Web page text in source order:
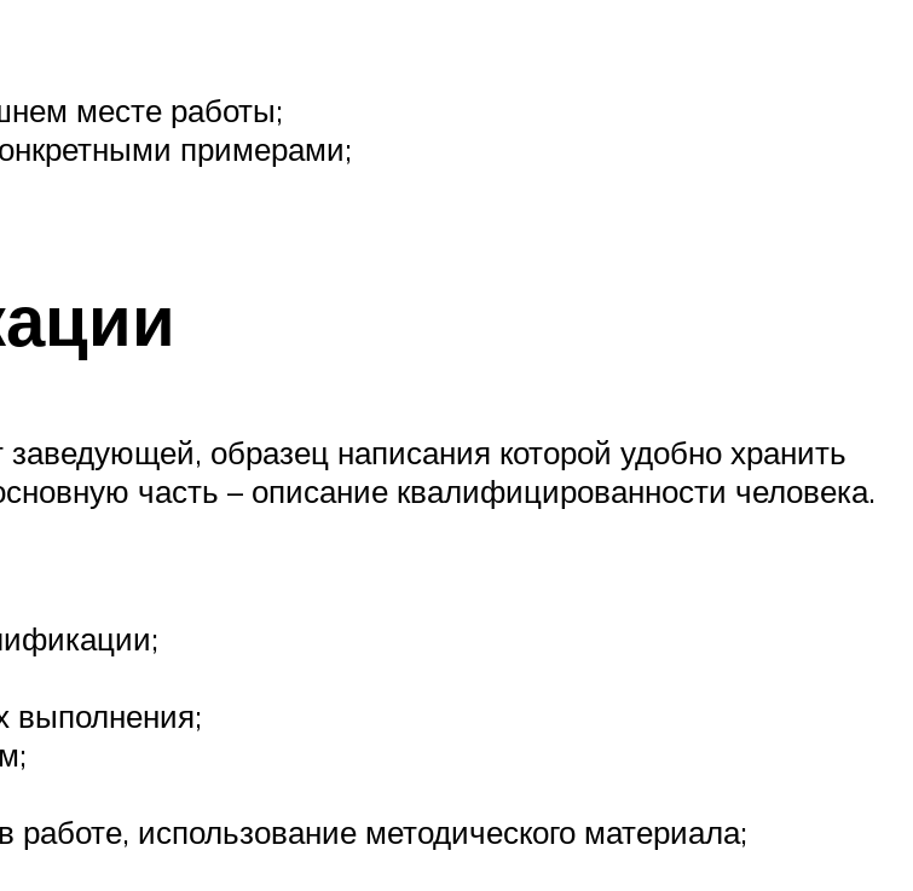
месте работы;
примерами;
заведующей, образец написания которой удобно хранить
часть – описание квалифицированности человека.
выполнения;
использование методического материала;